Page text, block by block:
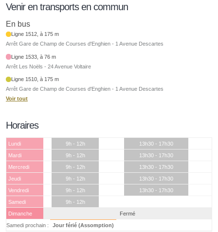
Venir en transports en commun
En bus
Ligne 1512, à 175 m
Arrêt Gare de Champ de Courses d'Enghien - 1 Avenue Descartes
Ligne 1533, à 76 m
Arrêt Les Noëls - 24 Avenue Voltaire
Ligne 1510, à 175 m
Arrêt Gare de Champ de Courses d'Enghien - 1 Avenue Descartes
Voir tout
Horaires
Lundi 9h - 12h
13h30 - 17h30
Mardi
9h - 12h
13h30 - 17h30
Mercredi
9h - 12h
13h30 - 17h30
Jeudi
9h - 12h
13h30 - 17h30
Vendredi
9h - 12h
13h30 - 17h30
Samedi
9h - 12h
Dimanche
Fermé
Samedi prochain :
Jour férié (Assomption)